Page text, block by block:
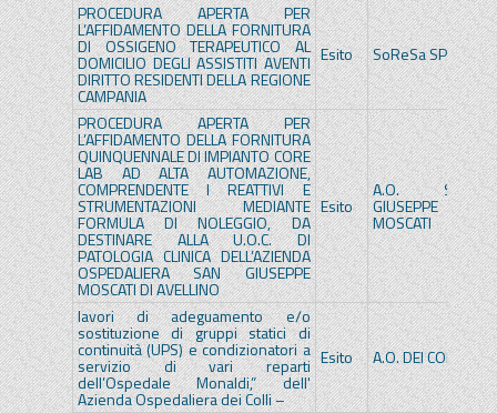
PROCEDURA APERTA PER
L’AFFIDAMENTO DELLA FORNITURA
DI OSSIGENO TERAPEUTICO AL
DOMICILIO DEGLI ASSISTITI AVENTI
DIRITTO RESIDENTI DELLA REGIONE
CAMPANIA
Esito SoReSa SPA
PROCEDURA APERTA PER
L’AFFIDAMENTO DELLA FORNITURA
QUINQUENNALE DI IMPIANTO CORE
LAB AD ALTA AUTOMAZIONE,
COMPRENDENTE I REATTIVI E
STRUMENTAZIONI MEDIANTE
FORMULA DI NOLEGGIO, DA
DESTINARE ALLA U.O.C. DI
PATOLOGIA CLINICA DELL’AZIENDA
OSPEDALIERA SAN GIUSEPPE
MOSCATI DI AVELLINO
Esito
A.O. SAN
GIUSEPPE
MOSCATI
lavori di adeguamento e/o
sostituzione di gruppi statici di
continuità (UPS) e condizionatori a
servizio di vari reparti
dell’Ospedale Monaldi,” dell'
Azienda Ospedaliera dei Colli –
Esito A.O. DEI COLLI